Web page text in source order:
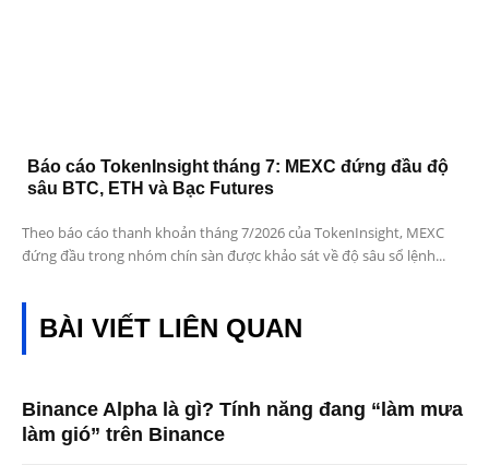
Báo cáo TokenInsight tháng 7: MEXC đứng đầu độ
sâu BTC, ETH và Bạc Futures
Theo báo cáo thanh khoản tháng 7/2026 của TokenInsight, MEXC
đứng đầu trong nhóm chín sàn được khảo sát về độ sâu sổ lệnh...
BÀI VIẾT LIÊN QUAN
Binance Alpha là gì? Tính năng đang “làm mưa
làm gió” trên Binance